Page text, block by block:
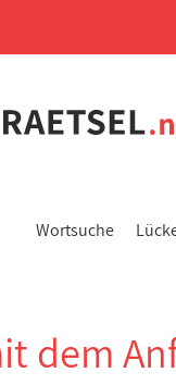
Wortsuche
dem